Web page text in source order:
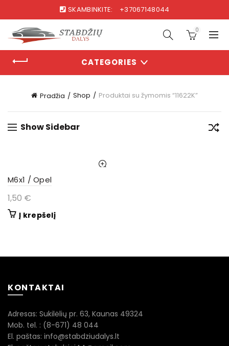
SKAMBINKITE: +37067148044
0
CATEGORIES
Pradžia Shop Produktai su žymomis “11622K”
Show Sidebar
M6x1 / Opel
1,50 €
Į krepšelį
KONTAKTAI
Adresas: Sukilėlių pr. 63, Kaunas 49324
Mob. tel. : (8-671) 48 044
El. paštas: info@stabdziudalys.lt